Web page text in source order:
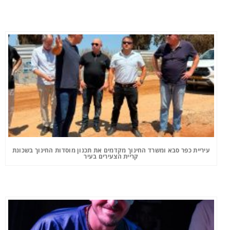
עיריית כפר סבא ומשרד החינוך מקדמים את תכנון מוסדות החינוך בשכונת
קריית הצעירים בעיר